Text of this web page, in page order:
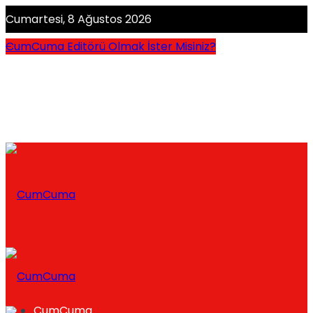
Cumartesi, 8 Ağustos 2026
CumCuma Editörü Olmak İster Misiniz?